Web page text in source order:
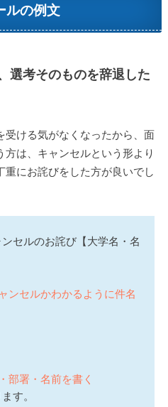
ルの例文
選考そのものを辞退した
受ける気がなくなったから、面
は、キャンセルという形より
にお詫びをした方が良いでし
セルのお詫び【大学名・名
セルかわかるように件名
署・名前を書く
す。